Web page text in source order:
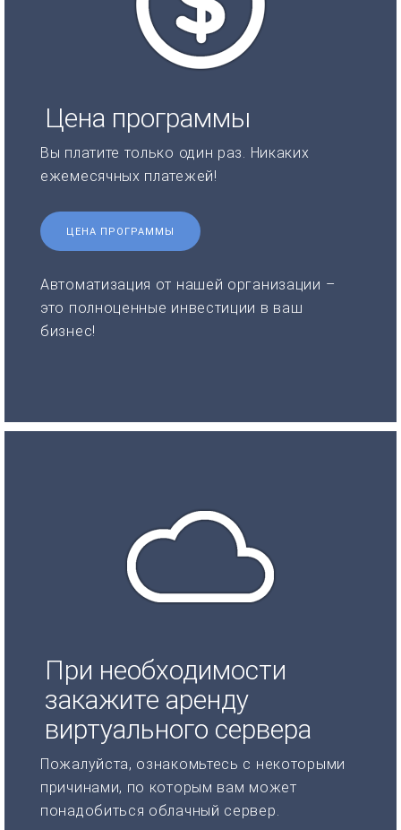
Цена программы
Вы платите только один раз. Никаких
ежемесячных платежей!
ЦЕНА ПРОГРАММЫ
Автоматизация от нашей организации –
это полноценные инвестиции в ваш
бизнес!
При необходимости
закажите аренду
виртуального сервера
Пожалуйста, ознакомьтесь с некоторыми
причинами, по которым вам может
понадобиться облачный сервер.